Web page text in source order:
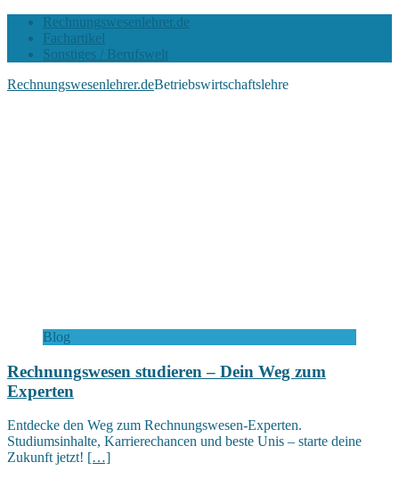
Rechnungswesenlehrer.de
Fachartikel
Sonstiges / Berufswelt
Rechnungswesenlehrer.deBetriebswirtschaftslehre
Blog
Rechnungswesen studieren – Dein Weg zum
Experten
Entdecke den Weg zum Rechnungswesen-Experten.
Studiumsinhalte, Karrierechancen und beste Unis – starte deine
Zukunft jetzt! […]